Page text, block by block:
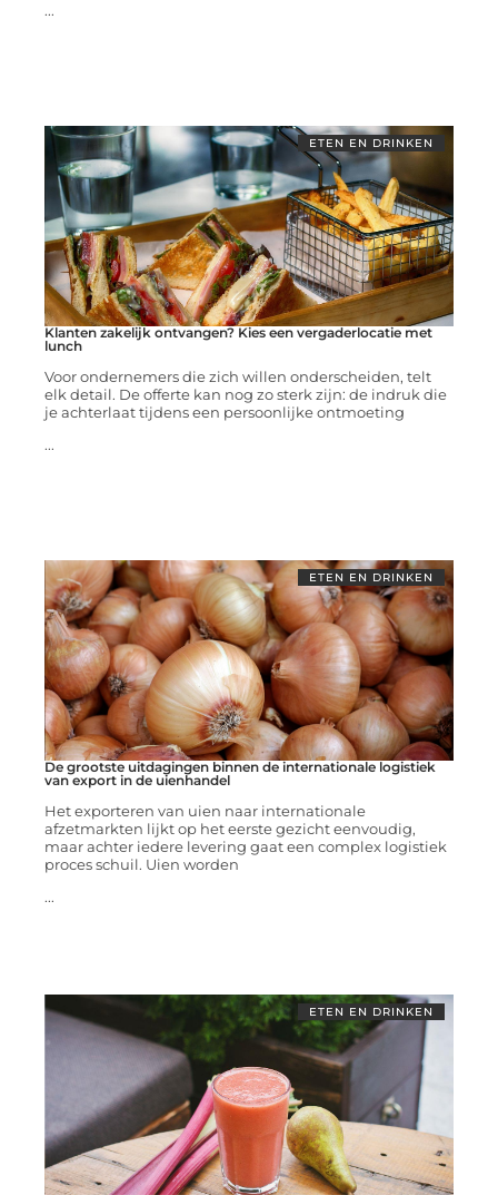
...
ETEN EN DRINKEN
Klanten zakelijk ontvangen? Kies een vergaderlocatie met
lunch
Voor ondernemers die zich willen onderscheiden, telt
elk detail. De offerte kan nog zo sterk zijn: de indruk die
je achterlaat tijdens een persoonlijke ontmoeting
...
ETEN EN DRINKEN
De grootste uitdagingen binnen de internationale logistiek
van export in de uienhandel
Het exporteren van uien naar internationale
afzetmarkten lijkt op het eerste gezicht eenvoudig,
maar achter iedere levering gaat een complex logistiek
proces schuil. Uien worden
...
ETEN EN DRINKEN